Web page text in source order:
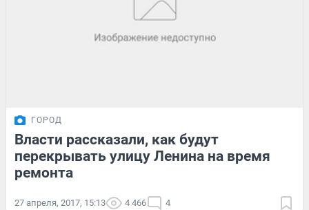
ГОРОД
Власти рассказали, как будут
перекрывать улицу Ленина на время
ремонта
27 апреля, 2017, 15:13 4 466 4